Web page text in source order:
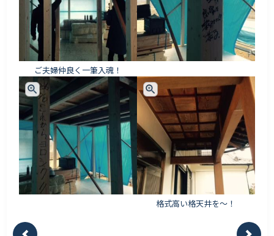
ご夫婦仲良く一筆入魂！
格式高い格天井を〜！